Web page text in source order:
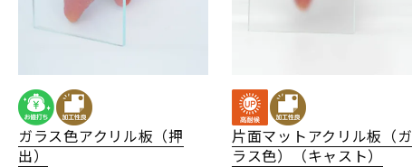
ガラス色アクリル板（押
出）
片面マットアクリル板（ガ
ラス色）（キャスト）